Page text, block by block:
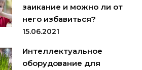
заикание и можно ли от
него избавиться?
15.06.2021
Интеллектуальное
оборудование для